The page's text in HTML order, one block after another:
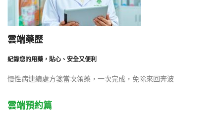
雲端藥歷
紀錄您的用藥，貼心、安全又便利
慢性病連續處方箋當次領藥，一次完成，免除來回奔波
雲端預約篇